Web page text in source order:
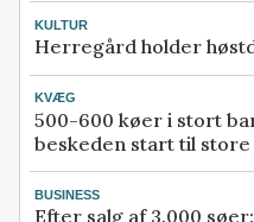
KULTUR
Herregård holder
KVÆG
500-600 køer i stort
beskeden start til
BUSINESS
Efter salg af 3.000